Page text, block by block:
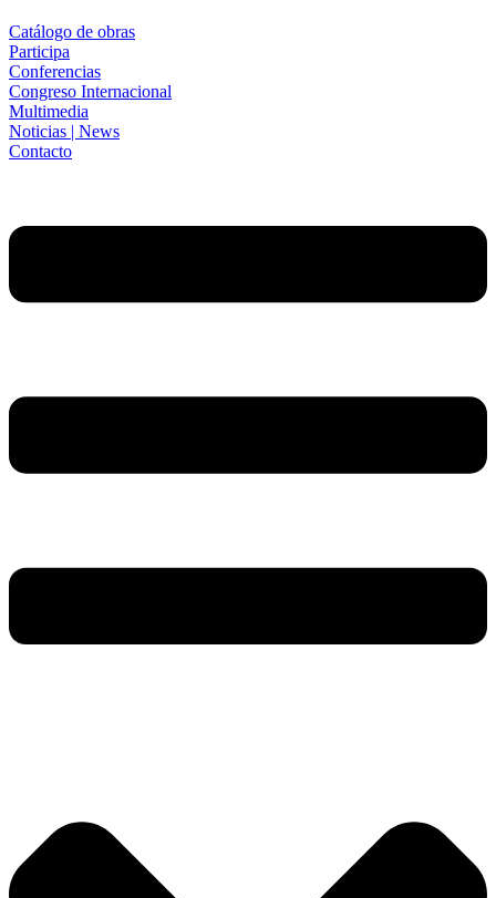
Catálogo de obras
Participa
Conferencias
Congreso Internacional
Multimedia
Noticias | News
Contacto